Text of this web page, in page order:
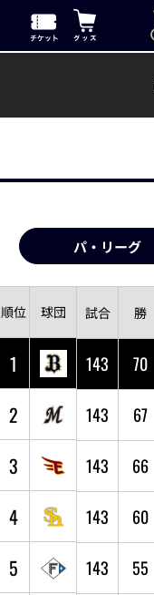
パ・リーグ
順位 球団 試合 勝
1 143 70
2 143 67
3 143 66
4 143 60
5 143 55